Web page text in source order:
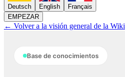
Deutsch English
Français
EMPEZAR
← Volver a la visión general de la Wiki
Base de conocimientos